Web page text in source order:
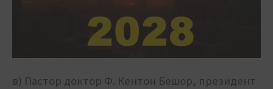
в) Пастор доктор Ф. Кентон Бешор, президент